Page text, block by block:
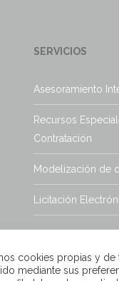
SERVICIOS
Asesoramiento
Recursos
Contratación
Modelización de
Licitación
cookies propias y
mediante sus